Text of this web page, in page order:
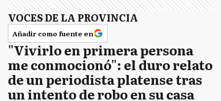
VOCES DE LA PROVINCIA
Añadir como fuente en
"Vivirlo en primera persona
me conmocionó": el duro relato
de un periodista platense tras
un intento de robo en su casa